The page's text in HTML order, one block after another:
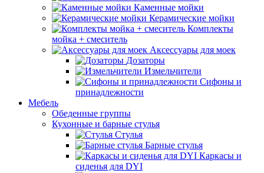
Каменные мойки
Керамические мойки
Комплекты
мойка + смеситель
Аксессуары для моек
Дозаторы
Измельчители
Сифоны и
принадлежности
Мебель
Обеденные группы
Кухонные и барные стулья
Стулья
Барные стулья
Каркасы и
сиденья для DYI